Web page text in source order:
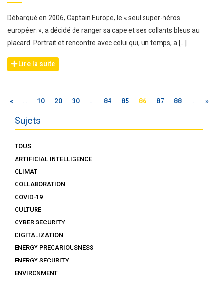
Débarqué en 2006, Captain Europe, le « seul super-héros
européen », a décidé de ranger sa cape et ses collants bleus au
placard. Portrait et rencontre avec celui qui, un temps, a […]
Lire la suite
« … 10 20 30 … 84 85 86 87 88 … »
Sujets
TOUS
ARTIFICIAL INTELLIGENCE
CLIMAT
COLLABORATION
COVID-19
CULTURE
CYBER SECURITY
DIGITALIZATION
ENERGY PRECARIOUSNESS
ENERGY SECURITY
ENVIRONMENT